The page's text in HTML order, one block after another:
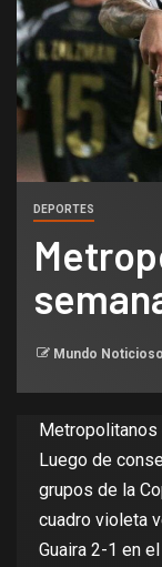
DEPORTES
Mundo Noticioso
Metropolitanos
Luego de
grupos de la
cuadro violeta
Guaira 2-1 en